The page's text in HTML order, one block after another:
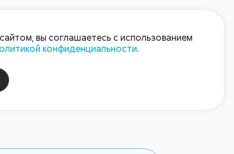
вы соглашаетесь с использованием
конфиденциальности.